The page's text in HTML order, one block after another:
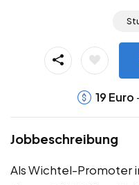
19 Euro
Jobbeschreibung
Als Wichtel-Promoter